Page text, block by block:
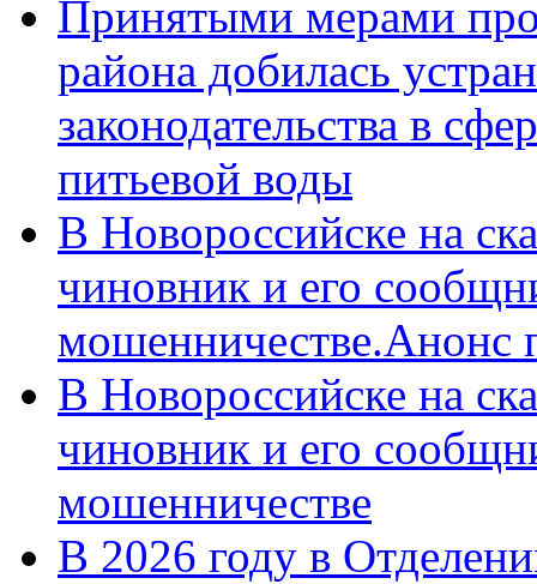
Принятыми мерами
района добилась
законодательства в
питьевой воды
В Новороссийске на
чиновник и его
мошенничестве.Анонс
В Новороссийске на
чиновник и его
мошенничестве
В 2026 году в